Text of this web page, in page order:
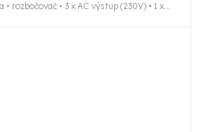
rozbočovač • 3 x AC výstup (230V) • 1 x...